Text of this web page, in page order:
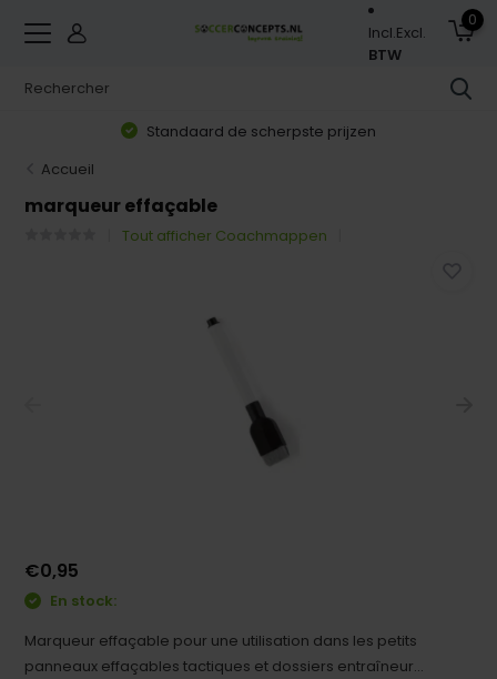
Incl.Excl.
BTW
0
Standaard de scherpste prijzen
Accueil
marqueur effaçable
Tout afficher Coachmappen
€0,95
En stock:
Marqueur effaçable pour une utilisation dans les petits
panneaux effaçables tactiques et dossiers entraîneur...